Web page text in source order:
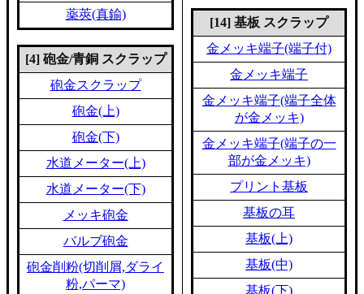
薬莢(真鍮)
[4] 砲金/青銅 スクラップ
砲金スクラップ
砲金(上)
砲金(下)
水道メーター(上)
水道メーター(下)
メッキ砲金
バルブ砲金
砲金削粉(切削屑,ダライ
粉,パーマ)
[14] 基板 スクラップ
金メッキ端子(端子付)
金メッキ端子
金メッキ端子(端子全体
が金メッキ)
金メッキ端子(端子の一
部が金メッキ)
プリント基板
基板の耳
基板(上)
基板(中)
基板(下)